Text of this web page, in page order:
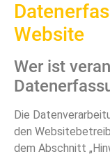
Website
Wer ist
Die
den
dem Abschnitt